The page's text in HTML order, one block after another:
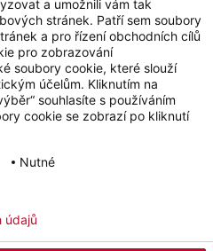
údajů Newsletter
Facebook LinkedIn
a umožnili vám tak
stránek. Patří sem soubory
a pro řízení obchodních cílů
pro zobrazování
soubory cookie, které slouží
účelům. Kliknutím na
souhlasíte s používáním
cookie se zobrazí po kliknutí
Nutné
údajů